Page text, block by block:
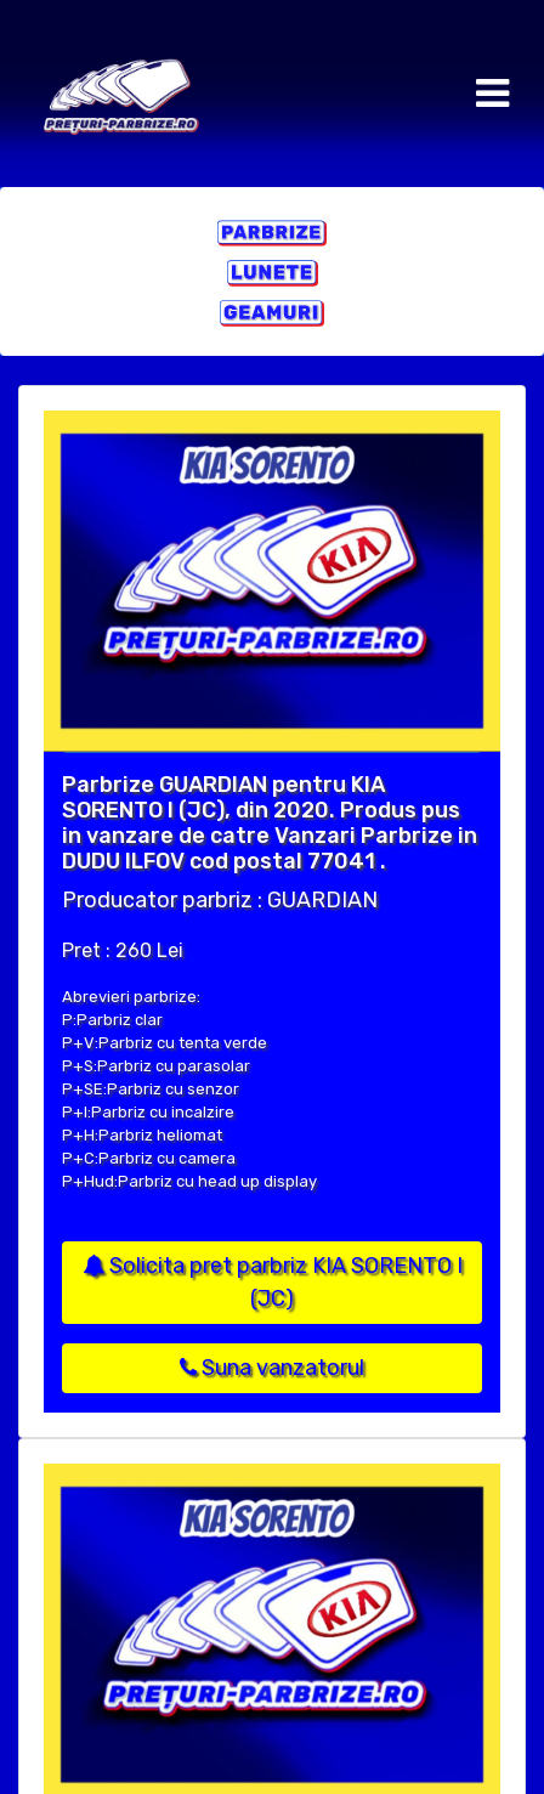
Parbrize GUARDIAN pentru KIA
SORENTO I (JC), din 2020. Produs pus
in vanzare de catre Vanzari Parbrize in
DUDU ILFOV cod postal 77041 .
Producator parbriz : GUARDIAN
Pret : 260 Lei
Abrevieri parbrize:
P:Parbriz clar
P+V:Parbriz cu tenta verde
P+S:Parbriz cu parasolar
P+SE:Parbriz cu senzor
P+I:Parbriz cu incalzire
P+H:Parbriz heliomat
P+C:Parbriz cu camera
P+Hud:Parbriz cu head up display
Solicita pret parbriz KIA SORENTO I
(JC)
Suna vanzatorul